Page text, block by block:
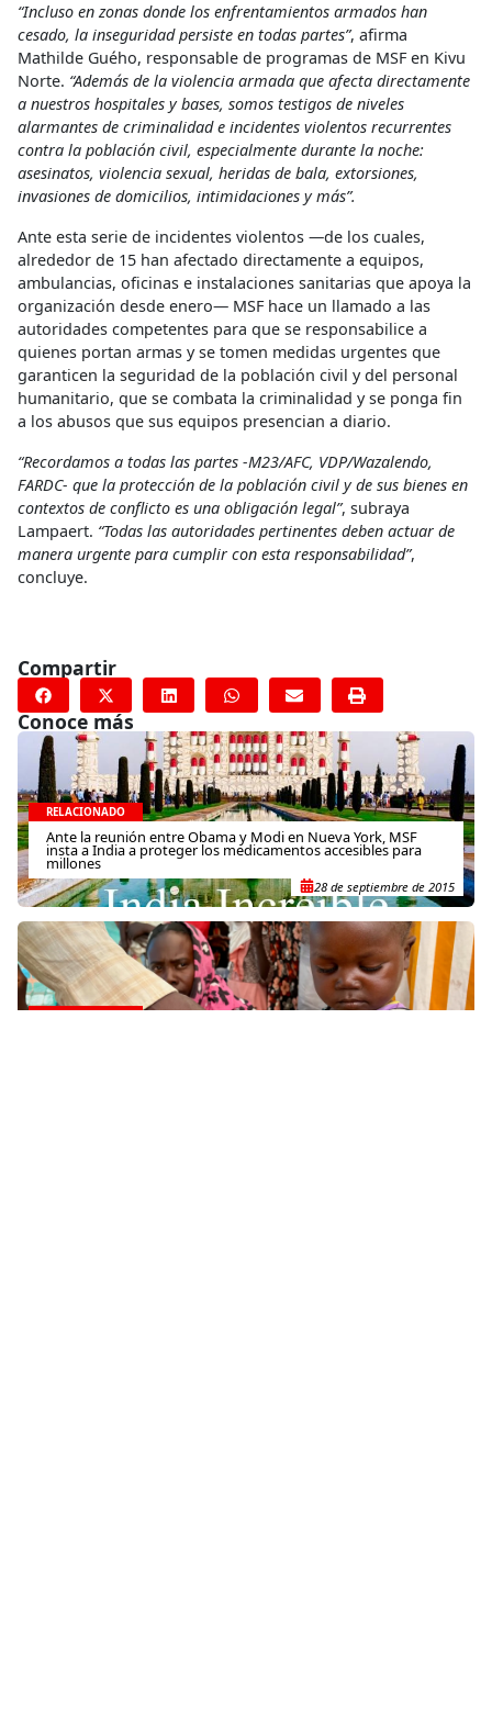
“Incluso en zonas donde los enfrentamientos armados han
cesado, la inseguridad persiste en todas partes”, afirma
Mathilde Guého, responsable de programas de MSF en Kivu
Norte. “Además de la violencia armada que afecta directamente
a nuestros hospitales y bases, somos testigos de niveles
alarmantes de criminalidad e incidentes violentos recurrentes
contra la población civil, especialmente durante la noche:
asesinatos, violencia sexual, heridas de bala, extorsiones,
invasiones de domicilios, intimidaciones y más”.
Ante esta serie de incidentes violentos —de los cuales,
alrededor de 15 han afectado directamente a equipos,
ambulancias, oficinas e instalaciones sanitarias que apoya la
organización desde enero— MSF hace un llamado a las
autoridades competentes para que se responsabilice a
quienes portan armas y se tomen medidas urgentes que
garanticen la seguridad de la población civil y del personal
humanitario, que se combata la criminalidad y se ponga fin
a los abusos que sus equipos presencian a diario.
“Recordamos a todas las partes -M23/AFC, VDP/Wazalendo,
FARDC- que la protección de la población civil y de sus bienes en
contextos de conflicto es una obligación legal”, subraya
Lampaert. “Todas las autoridades pertinentes deben actuar de
manera urgente para cumplir con esta responsabilidad”,
concluye.
Compartir
Conoce más
RELACIONADO
Ante la reunión entre Obama y Modi en Nueva York, MSF
insta a India a proteger los medicamentos accesibles para
millones
28 de septiembre de 2015
RELACIONADO